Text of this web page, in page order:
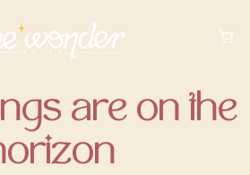
are on the